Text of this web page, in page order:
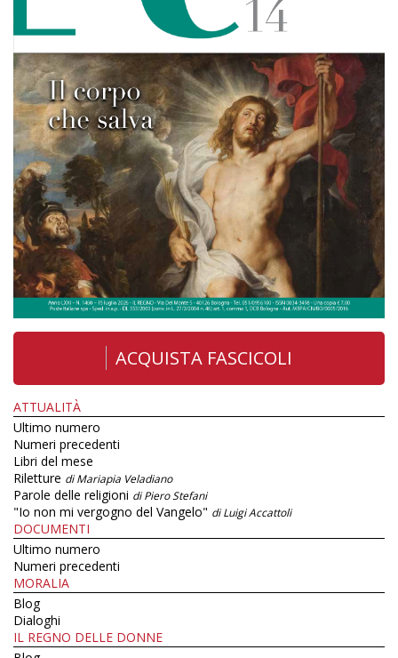
ACQUISTA FASCICOLI
ATTUALITÀ
Ultimo numero
Numeri precedenti
Libri del mese
Riletture di Mariapia Veladiano
Parole delle religioni di Piero Stefani
"Io non mi vergogno del Vangelo" di Luigi Accattoli
DOCUMENTI
Ultimo numero
Numeri precedenti
MORALIA
Blog
Dialoghi
IL REGNO DELLE DONNE